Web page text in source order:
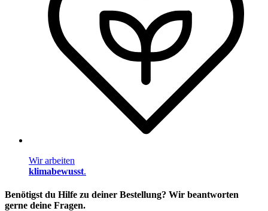
Wir arbeiten
klimabewusst.
Benötigst du Hilfe zu deiner Bestellung? Wir beantworten
gerne deine Fragen.